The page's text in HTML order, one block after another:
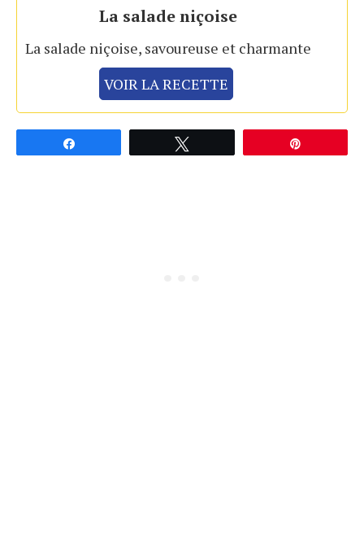
La salade niçoise
La salade niçoise, savoureuse et charmante
VOIR LA RECETTE